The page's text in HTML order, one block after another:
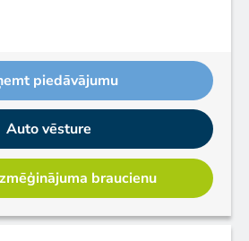
piedāvājumu
Auto vēsture
braucienu